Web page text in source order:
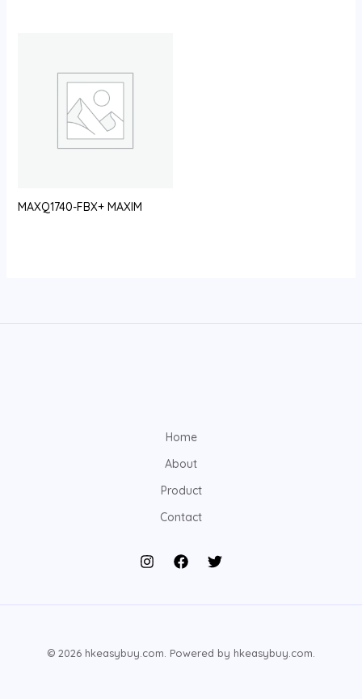
MAXQ1740-FBX+ MAXIM
Home
About
Product
Contact
© 2026 hkeasybuy.com. Powered by hkeasybuy.com.